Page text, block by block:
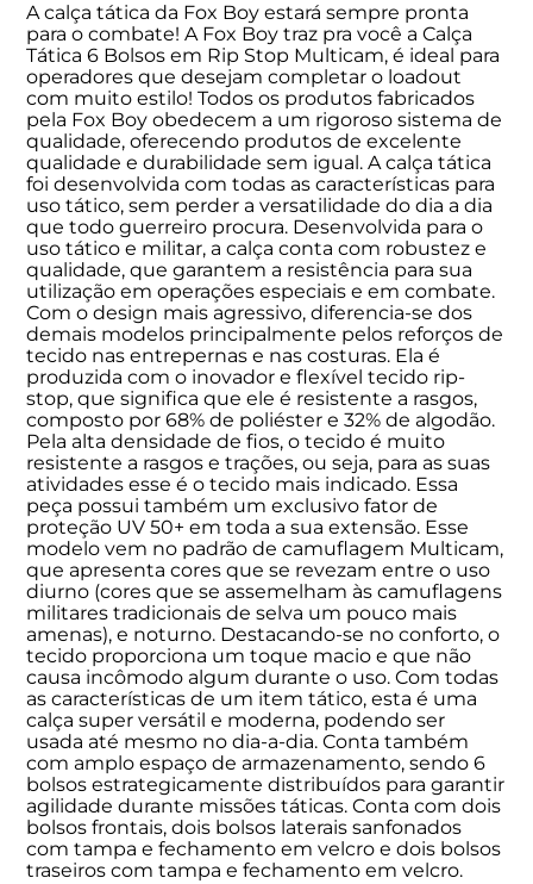
A calça tática da Fox Boy estará sempre pronta
para o combate! A Fox Boy traz pra você a Calça
Tática 6 Bolsos em Rip Stop Multicam, é ideal para
operadores que desejam completar o loadout
com muito estilo! Todos os produtos fabricados
pela Fox Boy obedecem a um rigoroso sistema de
qualidade, oferecendo produtos de excelente
qualidade e durabilidade sem igual. A calça tática
foi desenvolvida com todas as características para
uso tático, sem perder a versatilidade do dia a dia
que todo guerreiro procura. Desenvolvida para o
uso tático e militar, a calça conta com robustez e
qualidade, que garantem a resistência para sua
utilização em operações especiais e em combate.
Com o design mais agressivo, diferencia-se dos
demais modelos principalmente pelos reforços de
tecido nas entrepernas e nas costuras. Ela é
produzida com o inovador e flexível tecido rip-
stop, que significa que ele é resistente a rasgos,
composto por 68% de poliéster e 32% de algodão.
Pela alta densidade de fios, o tecido é muito
resistente a rasgos e trações, ou seja, para as suas
atividades esse é o tecido mais indicado. Essa
peça possui também um exclusivo fator de
proteção UV 50+ em toda a sua extensão. Esse
modelo vem no padrão de camuflagem Multicam,
que apresenta cores que se revezam entre o uso
diurno (cores que se assemelham às camuflagens
militares tradicionais de selva um pouco mais
amenas), e noturno. Destacando-se no conforto, o
tecido proporciona um toque macio e que não
causa incômodo algum durante o uso. Com todas
as características de um item tático, esta é uma
calça super versátil e moderna, podendo ser
usada até mesmo no dia-a-dia. Conta também
com amplo espaço de armazenamento, sendo 6
bolsos estrategicamente distribuídos para garantir
agilidade durante missões táticas. Conta com dois
bolsos frontais, dois bolsos laterais sanfonados
com tampa e fechamento em velcro e dois bolsos
traseiros com tampa e fechamento em velcro.